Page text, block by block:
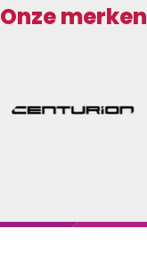
Onze merken